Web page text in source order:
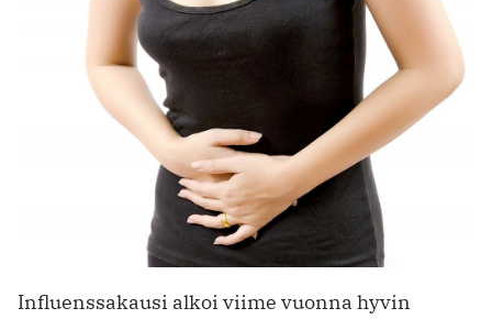
Influenssakausi alkoi viime vuonna hyvin